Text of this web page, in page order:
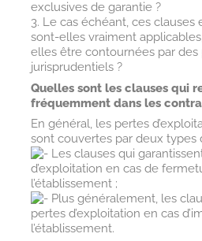
exclusives de garantie ?
3. Le cas échéant, ces clauses
sont-elles vraiment
elles être contournées par des
jurisprudentiels ?
Quelles sont les clauses qui
fréquemment dans les
En général, les pertes
sont couvertes par deux types
Les clauses qui
d’exploitation en cas de
l’établissement ;
Plus généralement, les
pertes d’exploitation en cas
l’établissement.